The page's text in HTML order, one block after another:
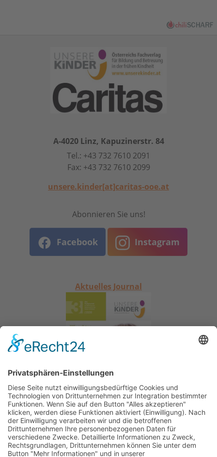
A-4020 Linz, Kapuzinerstr. 84
Tel.: +43 732 7610 2091
Fax: +43 732 7610 2099
unsere.kinder[at]caritas-ooe.at
Abonnieren Sie uns!
Facebook Instagram
Aktuelles Journal
Home
Sitemap